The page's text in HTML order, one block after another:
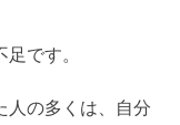
です。
人の多くは、自分